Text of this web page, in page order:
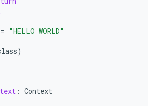
= "HELLO WORLD"
)
: Context